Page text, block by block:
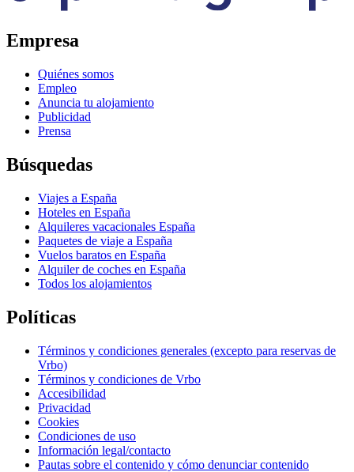
Empresa
Quiénes somos
Empleo
Anuncia tu alojamiento
Publicidad
Prensa
Búsquedas
Viajes a España
Hoteles en España
Alquileres vacacionales España
Paquetes de viaje a España
Vuelos baratos en España
Alquiler de coches en España
Todos los alojamientos
Políticas
Términos y condiciones generales (excepto para reservas de
Vrbo)
Términos y condiciones de Vrbo
Accesibilidad
Privacidad
Cookies
Condiciones de uso
Información legal/contacto
Pautas sobre el contenido y cómo denunciar contenido